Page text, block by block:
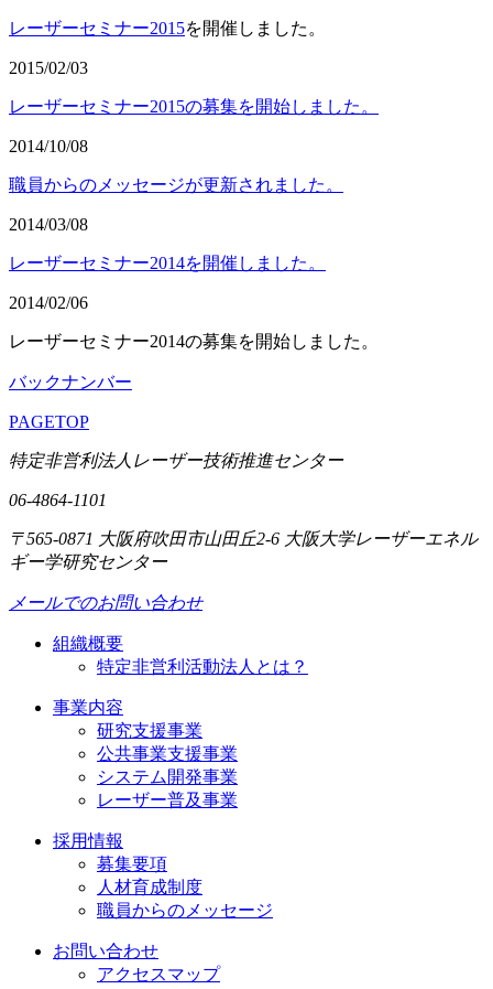
レーザーセミナー2015を開催しました。
2015/02/03
レーザーセミナー2015の募集を開始しました。
2014/10/08
職員からのメッセージが更新されました。
2014/03/08
レーザーセミナー2014を開催しました。
2014/02/06
レーザーセミナー2014の募集を開始しました。
バックナンバー
PAGETOP
特定非営利法人レーザー技術推進センター
06-4864-1101
〒565-0871 大阪府吹田市山田丘2-6 大阪大学レーザーエネル
ギー学研究センター
メールでのお問い合わせ
組織概要
特定非営利活動法人とは？
事業内容
研究支援事業
公共事業支援事業
システム開発事業
レーザー普及事業
採用情報
募集要項
人材育成制度
職員からのメッセージ
お問い合わせ
アクセスマップ